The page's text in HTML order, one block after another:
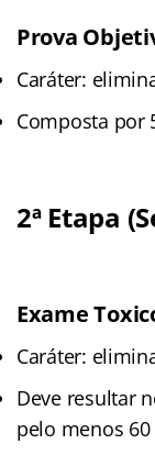
Prova
Caráter:
Composta por
2ª Etapa
Exame
Caráter:
Deve resultar
pelo menos 60